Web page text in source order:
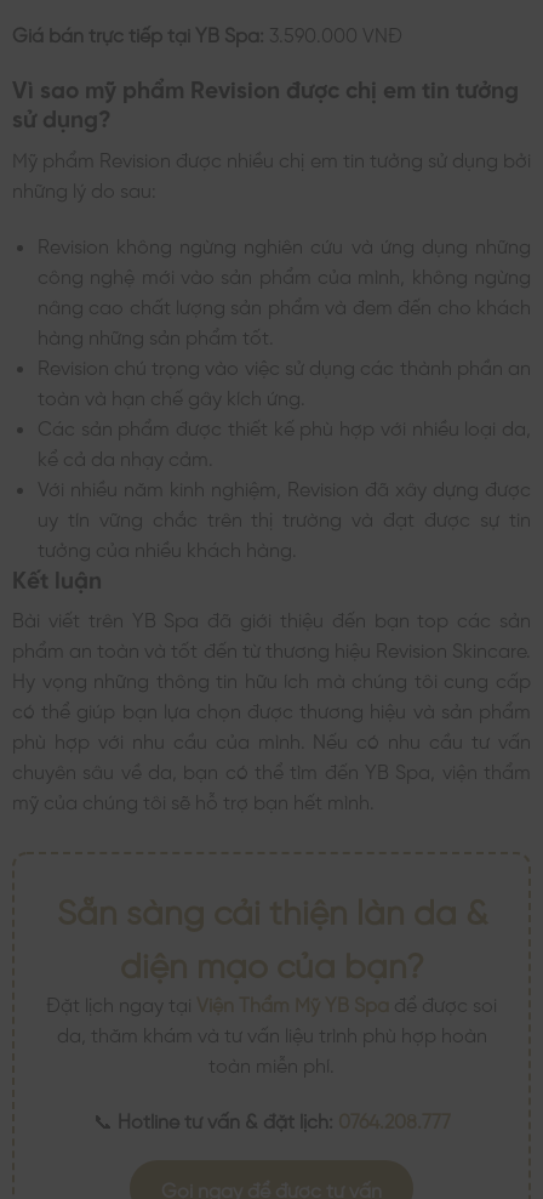
Giá bán trực tiếp tại YB Spa: 3.590.000 VNĐ
Vì sao mỹ phẩm Revision được chị em tin tưởng
sử dụng?
Mỹ phẩm Revision được nhiều chị em tin tưởng sử dụng bởi
những lý do sau:
Revision không ngừng nghiên cứu và ứng dụng những
công nghệ mới vào sản phẩm của mình, không ngừng
nâng cao chất lượng sản phẩm và đem đến cho khách
hàng những sản phẩm tốt.
Revision chú trọng vào việc sử dụng các thành phần an
toàn và hạn chế gây kích ứng.
Các sản phẩm được thiết kế phù hợp với nhiều loại da,
kể cả da nhạy cảm.
Với nhiều năm kinh nghiệm, Revision đã xây dựng được
uy tín vững chắc trên thị trường và đạt được sự tin
tưởng của nhiều khách hàng.
Kết luận
Bài viết trên YB Spa đã giới thiệu đến bạn top các sản
phẩm an toàn và tốt đến từ thương hiệu Revision Skincare.
Hy vọng những thông tin hữu ích mà chúng tôi cung cấp
có thể giúp bạn lựa chọn được thương hiệu và sản phẩm
phù hợp với nhu cầu của mình. Nếu có nhu cầu tư vấn
chuyên sâu về da, bạn có thể tìm đến YB Spa, viện thẩm
mỹ của chúng tôi sẽ hỗ trợ bạn hết mình.
Đặt lịch ngay tại
để được soi
da, thăm khám và tư vấn liệu trình phù hợp hoàn
toàn miễn phí.
📞 Hotline tư vấn & đặt lịch: